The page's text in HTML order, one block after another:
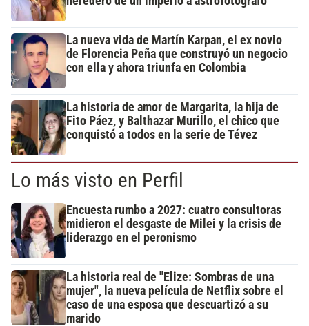
La nueva vida de Martín Karpan, el ex novio
de Florencia Peña que construyó un negocio
con ella y ahora triunfa en Colombia
La historia de amor de Margarita, la hija de
Fito Páez, y Balthazar Murillo, el chico que
conquistó a todos en la serie de Tévez
Lo más visto en Perfil
Encuesta rumbo a 2027: cuatro consultoras
midieron el desgaste de Milei y la crisis de
liderazgo en el peronismo
La historia real de "Elize: Sombras de una
mujer", la nueva película de Netflix sobre el
caso de una esposa que descuartizó a su
marido